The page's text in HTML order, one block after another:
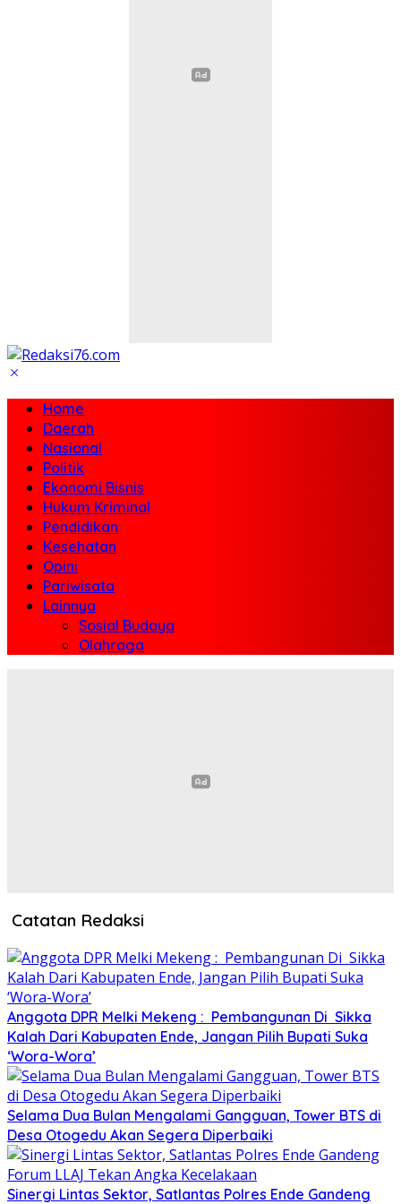
Home
Daerah
Nasional
Politik
Ekonomi Bisnis
Hukum Kriminal
Pendidikan
Kesehatan
Opini
Pariwisata
Lainnya
Sosial Budaya
Olahraga
Catatan Redaksi
Anggota DPR Melki Mekeng : Pembangunan Di Sikka
Kalah Dari Kabupaten Ende, Jangan Pilih Bupati Suka
‘Wora-Wora’
Selama Dua Bulan Mengalami Gangguan, Tower BTS di
Desa Otogedu Akan Segera Diperbaiki
Sinergi Lintas Sektor, Satlantas Polres Ende Gandeng